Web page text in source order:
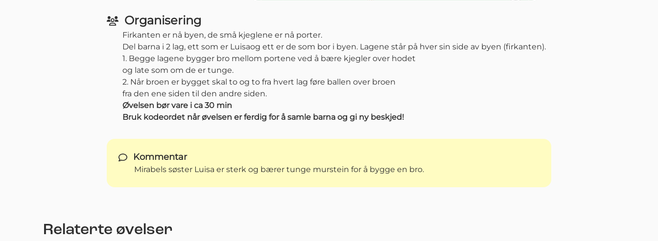
Organisering
Firkanten er nå byen, de små kjeglene er nå porter.
Del barna i 2 lag, ett som er Luisaog ett er de som bor i byen. Lagene står på hver sin side av byen (firkanten).
1. Begge lagene bygger bro mellom portene ved å bære kjegler over hodet
og late som om de er tunge.
2. Når broen er bygget skal to og to fra hvert lag føre ballen over broen
fra den ene siden til den andre siden.
Øvelsen bør vare i ca 30 min
Bruk kodeordet når øvelsen er ferdig for å samle barna og gi ny beskjed!
Kommentar
Mirabels søster Luisa er sterk og bærer tunge murstein for å bygge en bro.
Relaterte øvelser